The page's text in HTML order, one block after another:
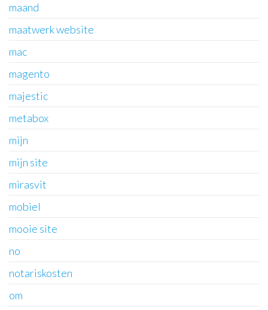
maand
maatwerk website
mac
magento
majestic
metabox
mijn
mijn site
mirasvit
mobiel
mooie site
no
notariskosten
om